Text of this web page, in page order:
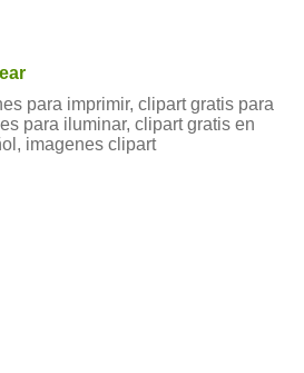
para imprimir, clipart gratis para
para iluminar, clipart gratis en
imagenes clipart